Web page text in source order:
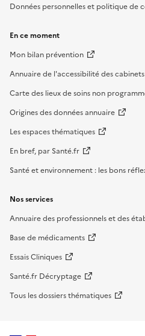
Données personnelles et politique de
En ce moment
Mon bilan prévention
Annuaire de l'accessibilité des cabinets
Carte des lieux de soins non
Origines des données annuaire
Les espaces thématiques
En bref, par Santé.fr
Santé et environnement : les bons
Nos services
Annuaire des professionnels et des
Base de médicaments
Essais Cliniques
Santé.fr Décryptage
Tous les dossiers thématiques